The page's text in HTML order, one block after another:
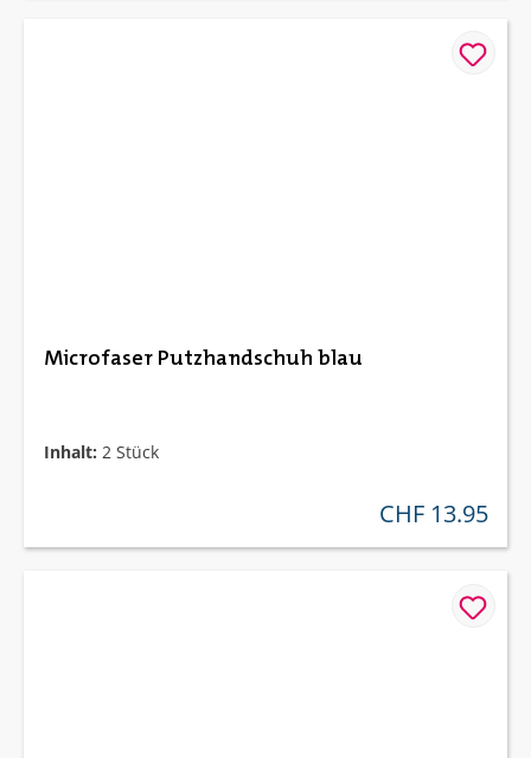
Microfaser Putzhandschuh blau
Inhalt: 2 Stück
regulärer preis:
CHF 13.95